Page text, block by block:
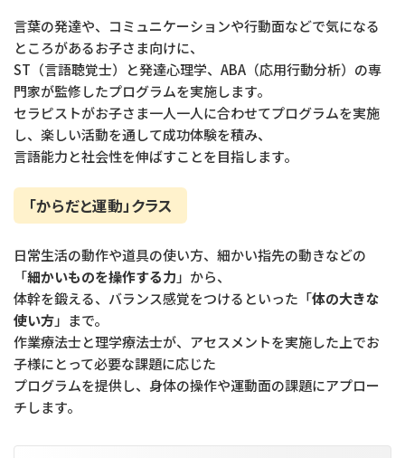
言葉の発達や、コミュニケーションや行動面などで気になる
ところがあるお子さま向けに、
ST（言語聴覚士）と発達心理学、ABA（応用行動分析）の専
門家が監修したプログラムを実施します。
セラピストがお子さま一人一人に合わせてプログラムを実施
し、楽しい活動を通して成功体験を積み、
言語能力と社会性を伸ばすことを目指します。
「からだと運動」クラス
日常生活の動作や道具の使い方、細かい指先の動きなどの
「細かいものを操作する力 」から、
体幹を鍛える、バランス感覚をつけるといった「体の大きな
使い方」まで。
作業療法士と理学療法士が、アセスメントを実施した上でお
子様にとって必要な課題に応じた
プログラムを提供し、身体の操作や運動面の課題にアプロー
チします。